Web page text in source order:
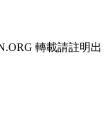
轉載請註明出